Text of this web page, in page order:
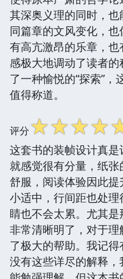
其深奥义理的同时，
同篇章的文风变化，也
有高亢激昂的乐章，
感极大地调动了读者的
了一种愉悦的“探索”
值得称道。
评分☆☆☆☆
这套书的装帧设计真
就感觉很有分量，纸
舒服，阅读体验因此
小适中，行间距也处
睛也不会太累。尤其
非常清晰明了，对于
了极大的帮助。我记
没有这些详尽的解释